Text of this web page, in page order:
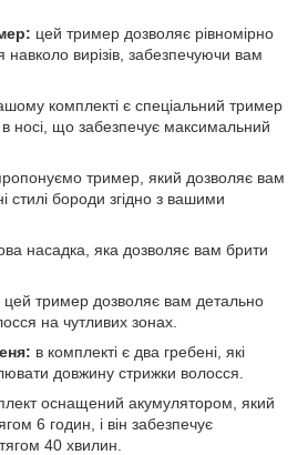
цей тример дозволяє рівномірно
навколо вирізів, забезпечуючи вам
комплекті є спеціальний тример
носі, що забезпечує максимальний
тример, який дозволяє вам
стилі бороди згідно з вашими
насадка, яка дозволяє вам брити
цей тример дозволяє вам детально
на чутливих зонах.
в комплекті є два гребені, які
довжину стрижки волосся.
оснащений акумулятором, який
6 годин, і він забезпечує
40 хвилин.